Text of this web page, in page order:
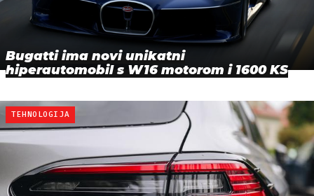
Bugatti ima novi unikatni
hiperautomobil s W16 motorom i 1600 KS
TEHNOLOGIJA